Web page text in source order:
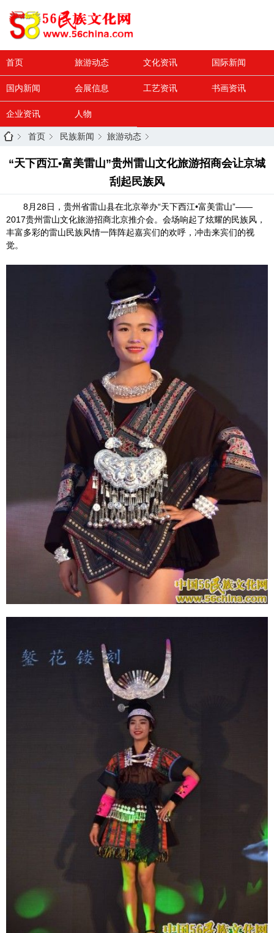
首页 旅游动态 文化资讯 国际新闻
国内新闻 会展信息 工艺资讯 书画资讯
企业资讯 人物
首页 民族新闻 旅游动态
“天下西江•富美雷山”贵州雷山文化旅游招商会让京城
刮起民族风
8月28日，贵州省雷山县在北京举办“天下西江•富美雷山”——
2017贵州雷山文化旅游招商北京推介会。会场响起了炫耀的民族风，
丰富多彩的雷山民族风情一阵阵起嘉宾们的欢呼，冲击来宾们的视
觉。